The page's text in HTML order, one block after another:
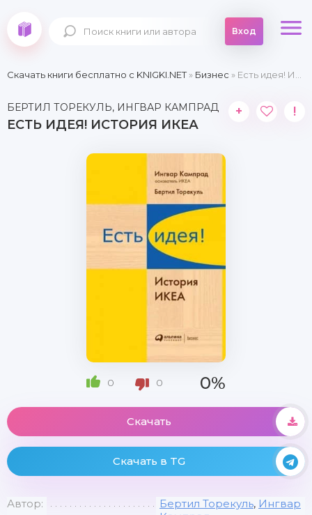
Вход
Скачать книги бесплатно c KNIGKI.NET» Бизнес » Есть идея! История ИКЕА
БЕРТИЛ ТОРЕКУЛЬ, ИНГВАР КАМПРАД
ЕСТЬ ИДЕЯ! ИСТОРИЯ ИКЕА
+ !
0 0 0%
Скачать
Скачать в TG
Автор: Бертил Торекуль, Ингвар